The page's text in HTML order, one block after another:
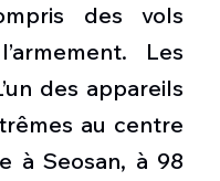
des vols
Les
des appareils
au centre
à Seosan, à 98